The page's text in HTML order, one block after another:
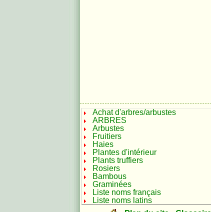
Achat d'arbres/arbustes
ARBRES
Arbustes
Fruitiers
Haies
Plantes d'intérieur
Plants truffiers
Rosiers
Bambous
Graminées
Liste noms français
Liste noms latins